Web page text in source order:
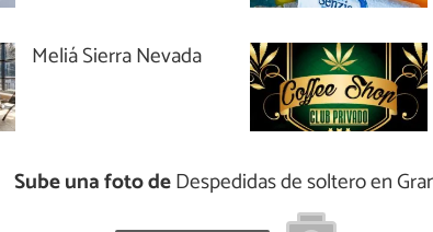
Meliá Sierra Nevada
Sube una foto deDespedidas de soltero en